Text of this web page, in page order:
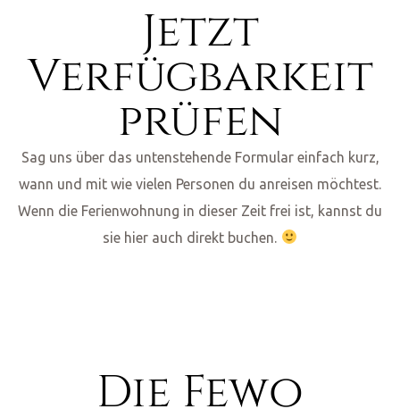
Jetzt
Verfügbarkeit
prüfen
Sag uns über das untenstehende Formular einfach kurz,
wann und mit wie vielen Personen du anreisen möchtest.
Wenn die Ferienwohnung in dieser Zeit frei ist, kannst du
sie hier auch direkt buchen.
Die Fewo